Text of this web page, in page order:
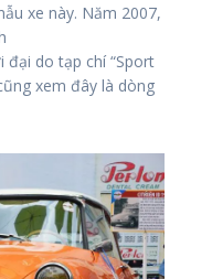
xe này. Năm 2007,
do tạp chí “Sport
xem đây là dòng